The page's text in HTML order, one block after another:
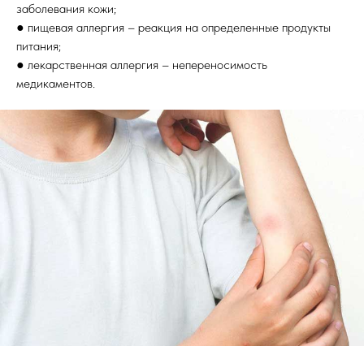
заболевания кожи;
● пищевая аллергия – реакция на определенные продукты
питания;
● лекарственная аллергия – непереносимость
медикаментов.